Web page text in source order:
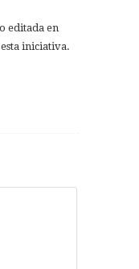
editada en
iniciativa.